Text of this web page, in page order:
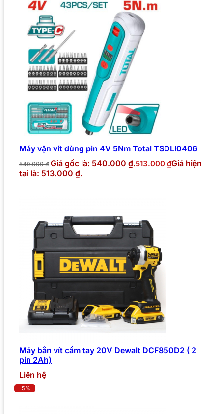
Máy vặn vít dùng pin 4V 5Nm Total TSDLI0406
540.000₫ Giá gốc là: 540.000 ₫.513.000 ₫Giá hiện
tại là: 513.000 ₫.
Máy bắn vít cầm tay 20V Dewalt DCF850D2 ( 2
pin 2Ah)
Liên hệ
-5%